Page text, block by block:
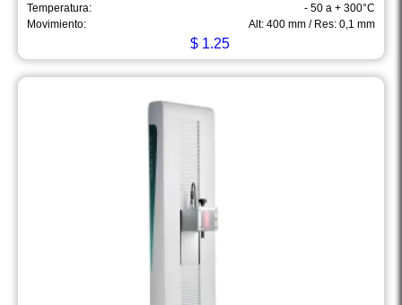
Temperatura:
- 50 a + 300°C
Movimiento:
Alt: 400 mm / Res: 0,1 mm
$ 1.25